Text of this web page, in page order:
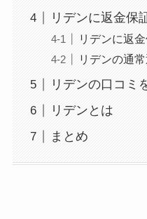
リデンに返金保
リデンに返
リデンの通
リデンの口コミ
リデンとは
まとめ